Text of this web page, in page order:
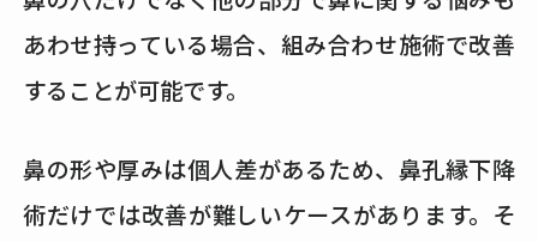
あわせ持っている場合、組み合わせ施術で改善
することが可能です。
鼻の形や厚みは個人差があるため、鼻孔縁下降
術だけでは改善が難しいケースがあります。そ